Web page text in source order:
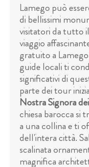
Lamego può
di bellissimi
visitatori da tutto
viaggio
gratuito a
guide locali ti
significativi di
parte dei tour
Nostra Signora
chiesa barocca si
a una collina e ti
dell'intera città.
scalinata
magnifica